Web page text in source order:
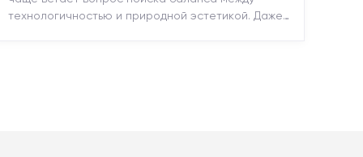
технологичностью и природной эстетикой. Даже